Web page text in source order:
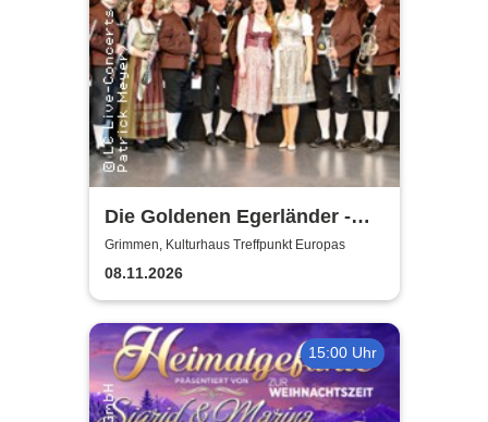
Die Goldenen Egerländer -
Melodien aus dem Egerland
Grimmen, Kulturhaus Treffpunkt Europas
08.11.2026
15:00 Uhr